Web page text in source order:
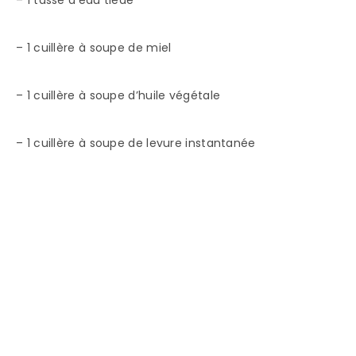
– 1 cuillère à soupe de miel
– 1 cuillère à soupe d’huile végétale
– 1 cuillère à soupe de levure instantanée